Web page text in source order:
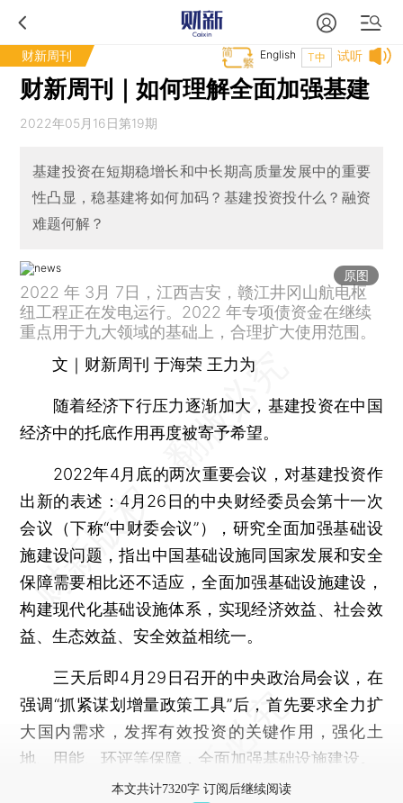
财新周刊 试听
T中
English
财新周刊｜如何理解全面加强基建
2022年05月16日第19期
基建投资在短期稳增长和中长期高质量发展中的重要
性凸显，稳基建将如何加码？基建投资投什么？融资
难题何解？
原图
2022 年 3月 7日，江西吉安，赣江井冈山航电枢
纽工程正在发电运行。2022 年专项债资金在继续
重点用于九大领域的基础上，合理扩大使用范围。
文｜财新周刊 于海荣 王力为
随着经济下行压力逐渐加大，基建投资在中国
经济中的托底作用再度被寄予希望。
2022年4月底的两次重要会议，对基建投资作
出新的表述：4月26日的中央财经委员会第十一次
会议（下称“中财委会议”），研究全面加强基础设
施建设问题，指出中国基础设施同国家发展和安全
保障需要相比还不适应，全面加强基础设施建设，
构建现代化基础设施体系，实现经济效益、社会效
益、生态效益、安全效益相统一。
三天后即4月29日召开的中央政治局会议，在
强调“抓紧谋划增量政策工具”后，首先要求全力扩
大国内需求，发挥有效投资的关键作用，强化土
地、用能、环评等保障，全面加强基础设施建设。
本文共计7320字 订阅后继续阅读